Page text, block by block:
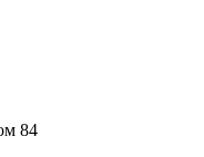
84